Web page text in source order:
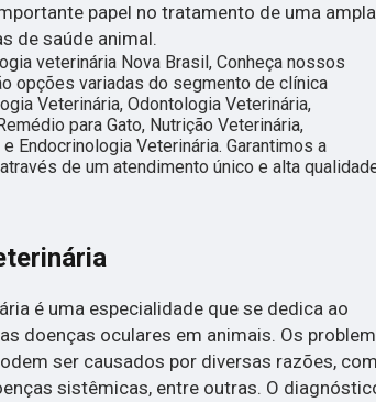
papel no tratamento de uma ampla
de saúde animal.
veterinária Nova Brasil, Conheça nossos
opções variadas do segmento de clínica
Veterinária, Odontologia Veterinária,
para Gato, Nutrição Veterinária,
Endocrinologia Veterinária. Garantimos a
de um atendimento único e alta
é uma especialidade que se dedica ao
doenças oculares em animais. Os
ser causados por diversas razões,
sistêmicas, entre outras. O